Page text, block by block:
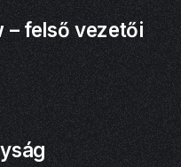
– felső vezetői